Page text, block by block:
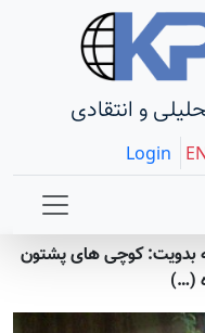
و انتقادی
Login
بدویت: کوچی های پشتون
(…)